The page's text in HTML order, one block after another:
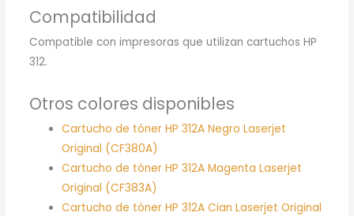
Compatibilidad
Compatible con impresoras que utilizan cartuchos HP
312.
Otros colores disponibles
Cartucho de tóner HP 312A Negro Laserjet
Original (CF380A)
Cartucho de tóner HP 312A Magenta Laserjet
Original (CF383A)
Cartucho de tóner HP 312A Cian Laserjet Original